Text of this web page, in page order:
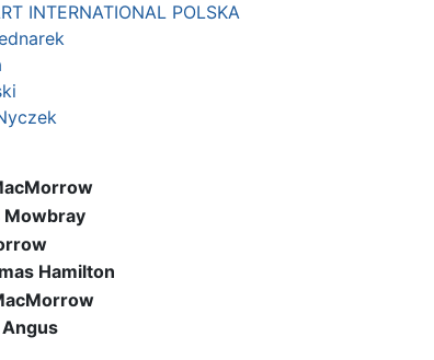
INTERNATIONAL POLSKA
Mowbray
Hamilton